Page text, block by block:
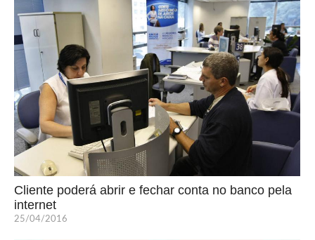
Cliente poderá abrir e fechar conta no banco pela
internet
25/04/2016